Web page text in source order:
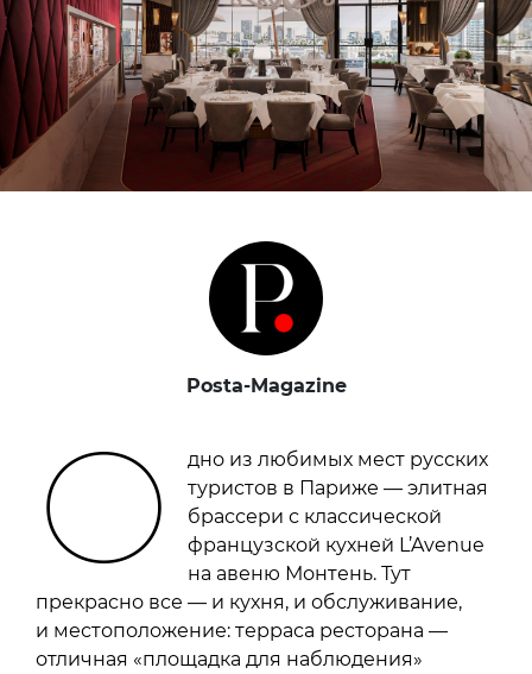
Posta-Magazine
О
дно из любимых мест русских
туристов в Париже — элитная
брассери с классической
французской кухней L’Avenue
на авеню Монтень. Тут
прекрасно все — и кухня, и обслуживание,
и местоположение: терраса ресторана —
отличная «площадка для наблюдения»